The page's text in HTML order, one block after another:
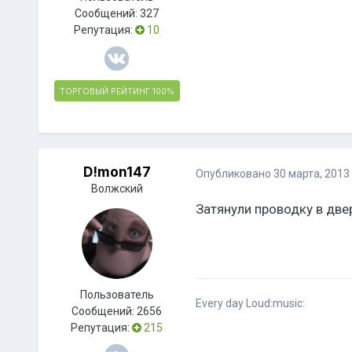
Сообщений:327
Репутация:
10
ТОРГОВЫЙ РЕЙТИНГ 100%
D!mon147
Волжский
Пользователь
Сообщений:2656
Репутация:
215
Опубликовано 30 марта, 2013
Затянули проводку в